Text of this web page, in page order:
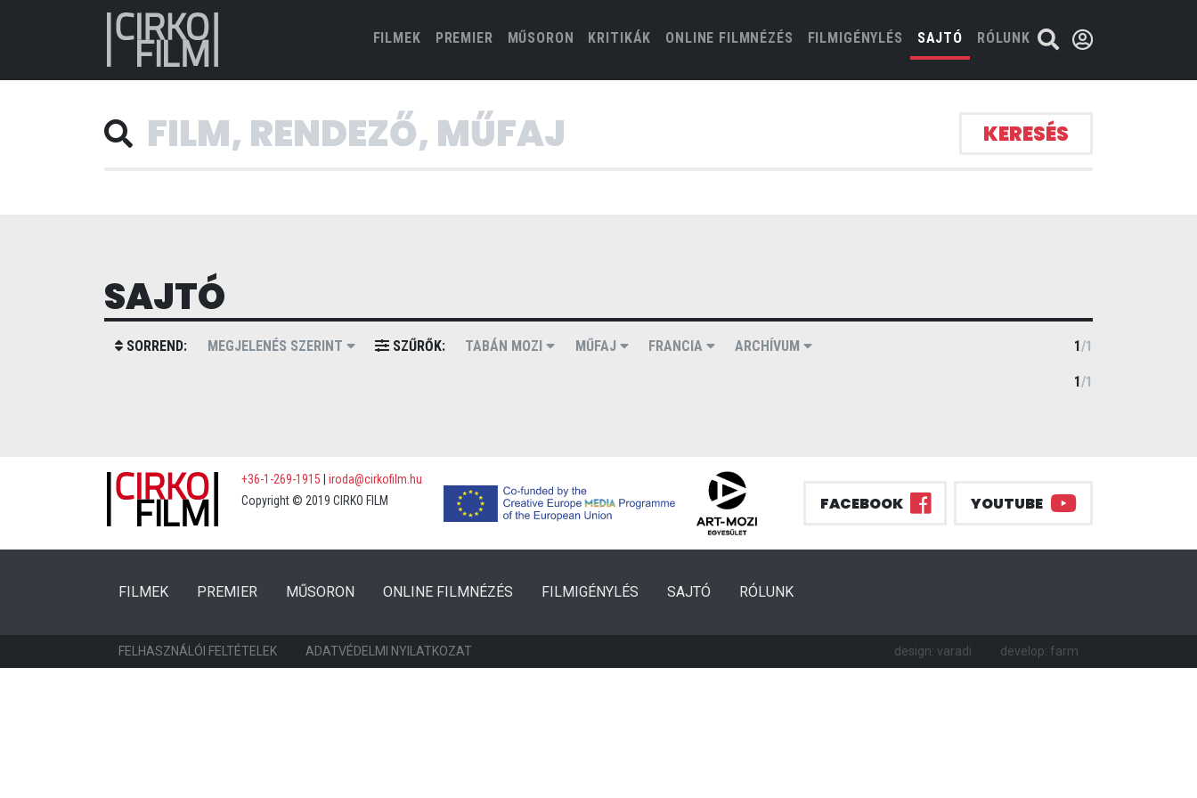
FILMEK(CURRENT)
PREMIER MŰSORON KRITIKÁK ONLINE FILMNÉZÉS FILMIGÉNYLÉS SAJTÓ RÓLUNK
KERESÉS
SAJTÓ
SORREND: MEGJELENÉS SZERINT SZŰRŐK: TABÁN MOZI MŰFAJ FRANCIA ARCHÍVUM 1/1
1/1
+36-1-269-1915
iroda@cirkofilm.hu
Copyright © 2019 CIRKO FILM
FACEBOOK YOUTUBE
FILMEK(CURRENT)
PREMIER (CURRENT)
MŰSORON ONLINE FILMNÉZÉS FILMIGÉNYLÉS SAJTÓ RÓLUNK
FELHASZNÁLÓI FELTÉTELEK ADATVÉDELMI NYILATKOZAT design: varadi develop: farm